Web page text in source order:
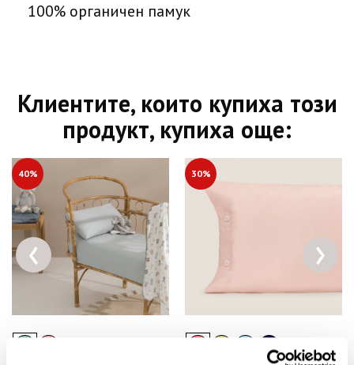
100% органичен памук
Клиентите, които купиха този
продукт, купиха още:
40% 30%
‹ ›